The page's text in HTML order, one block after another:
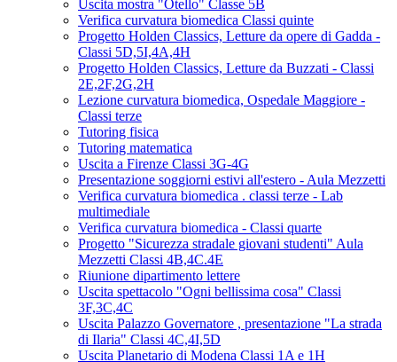
Uscita mostra "Otello" Classe 5B
Verifica curvatura biomedica Classi quinte
Progetto Holden Classics, Letture da opere di Gadda -
Classi 5D,5I,4A,4H
Progetto Holden Classics, Letture da Buzzati - Classi
2E,2F,2G,2H
Lezione curvatura biomedica, Ospedale Maggiore -
Classi terze
Tutoring fisica
Tutoring matematica
Uscita a Firenze Classi 3G-4G
Presentazione soggiorni estivi all'estero - Aula Mezzetti
Verifica curvatura biomedica . classi terze - Lab
multimediale
Verifica curvatura biomedica - Classi quarte
Progetto "Sicurezza stradale giovani studenti" Aula
Mezzetti Classi 4B,4C.4E
Riunione dipartimento lettere
Uscita spettacolo "Ogni bellissima cosa" Classi
3F,3C,4C
Uscita Palazzo Governatore , presentazione "La strada
di Ilaria" Classi 4C,4I,5D
Uscita Planetario di Modena Classi 1A e 1H